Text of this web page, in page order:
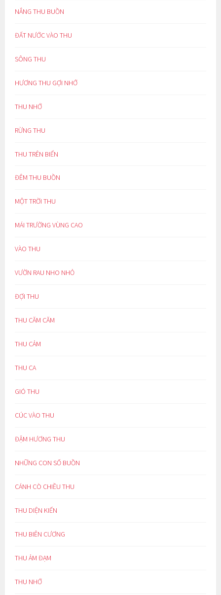
NẮNG THU BUỒN
ĐẤT NƯỚC VÀO THU
SÔNG THU
HƯƠNG THU GỢI NHỚ
THU NHỚ
RỪNG THU
THU TRÊN BIỂN
ĐÊM THU BUỒN
MỘT TRỜI THU
MÁI TRƯỜNG VÙNG CAO
VÀO THU
VƯỜN RAU NHO NHỎ
ĐỢI THU
THU CĂM CĂM
THU CẢM
THU CA
GIÓ THU
CÚC VÀO THU
ĐẬM HƯƠNG THU
NHỮNG CON SỐ BUỒN
CÁNH CÒ CHIỀU THU
THU DIỆN KIẾN
THU BIÊN CƯƠNG
THU ẢM ĐẠM
THU NHỚ